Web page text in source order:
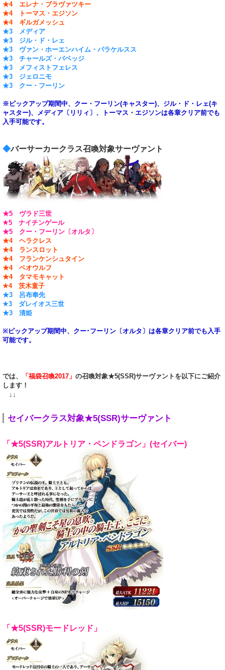
★4 エレナ・ブラヴァツキー
★4 トーマス・エジソン
★4 ギルガメッシュ
★3 メディア
★3 ジル・ド・レェ
★3 ヴァン・ホーエンハイム・パラケルスス
★3 チャールズ・バベッジ
★3 メフィストフェレス
★3 ジェロニモ
★3 クー・フーリン
※ピックアップ期間中、クー・フーリン(キャスター)、ジル・ド・レェ(キ
ャスター)、メディア〔リリィ〕、トーマス・エジソンは各章クリア前でも
入手可能です。
◆バーサーカークラス召喚対象サーヴァント
★5 ヴラド三世
★5 ナイチンゲール
★5 クー・フーリン〔オルタ〕
★4 ヘラクレス
★4 ランスロット
★4 フランケンシュタイン
★4 ベオウルフ
★4 タマモキャット
★4 茨木童子
★3 呂布奉先
★3 ダレイオス三世
★3 清姫
※ピックアップ期間中、クー･フーリン〔オルタ〕は各章クリア前でも入手
可能です。
では、 「福袋召喚2017」 の召喚対象★5(SSR)サーヴァントを以下にご紹介
します！
↓↓
セイバークラス対象★5(SSR)サーヴァント
「★5(SSR)アルトリア・ペンドラゴン」(セイバー)
「★5(SSR)モードレッド」